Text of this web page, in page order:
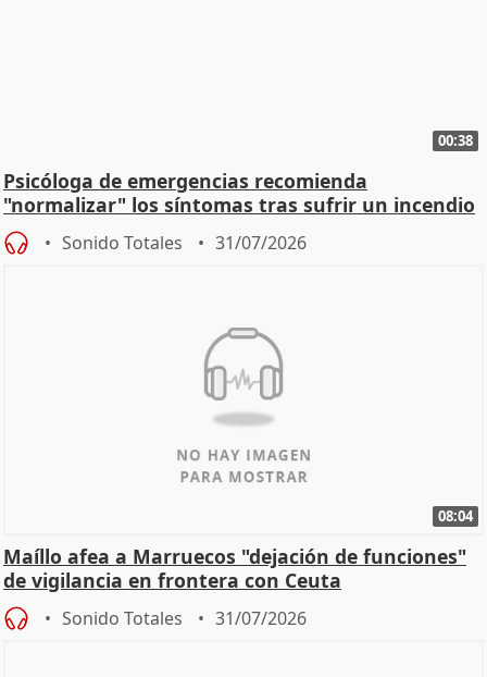
00:38
Psicóloga de emergencias recomienda
"normalizar" los síntomas tras sufrir un incendio
Sonido Totales 31/07/2026
08:04
Maíllo afea a Marruecos "dejación de funciones"
de vigilancia en frontera con Ceuta
Sonido Totales 31/07/2026